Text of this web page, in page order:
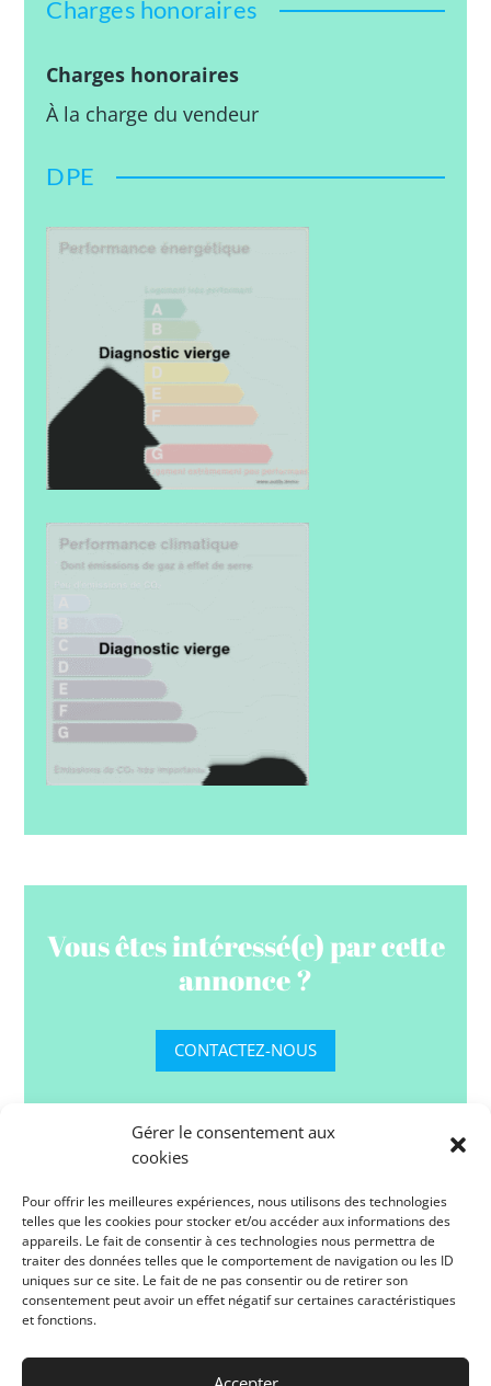
Gérer le consentement aux
cookies
Pour offrir les meilleures expériences, nous utilisons des technologies
telles que les cookies pour stocker et/ou accéder aux informations des
appareils. Le fait de consentir à ces technologies nous permettra de
traiter des données telles que le comportement de navigation ou les ID
uniques sur ce site. Le fait de ne pas consentir ou de retirer son
consentement peut avoir un effet négatif sur certaines caractéristiques
et fonctions.
Charges honoraires
Charges honoraires
À la charge du vendeur
DPE
Vous êtes intéressé(e) par cette
annonce ?
CONTACTEZ-NOUS
OCEANE IMMO. – Avenue de la Jetée, Rés. Port
St Michel (face zone technique) – 34300 LE CAP
D’AGDE